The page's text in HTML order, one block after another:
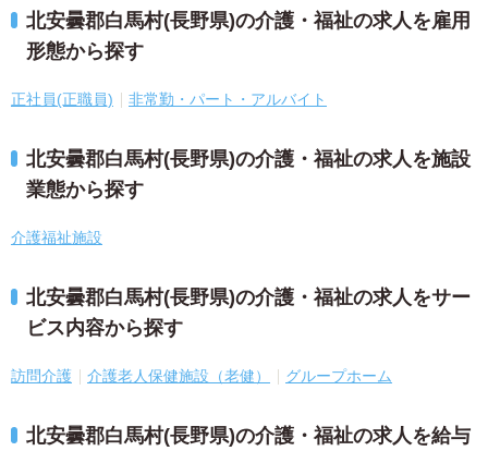
北安曇郡白馬村(長野県)の介護・福祉の求人を雇用
形態から探す
正社員(正職員) 非常勤・パート・アルバイト
北安曇郡白馬村(長野県)の介護・福祉の求人を施設
業態から探す
介護福祉施設
北安曇郡白馬村(長野県)の介護・福祉の求人をサー
ビス内容から探す
訪問介護 介護老人保健施設（老健） グループホーム
北安曇郡白馬村(長野県)の介護・福祉の求人を給与